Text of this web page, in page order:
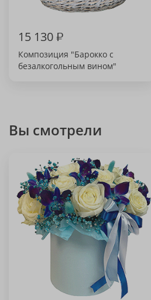
15 130₽
Композиция "Барокко с
безалкогольным вином"
Вы смотрели